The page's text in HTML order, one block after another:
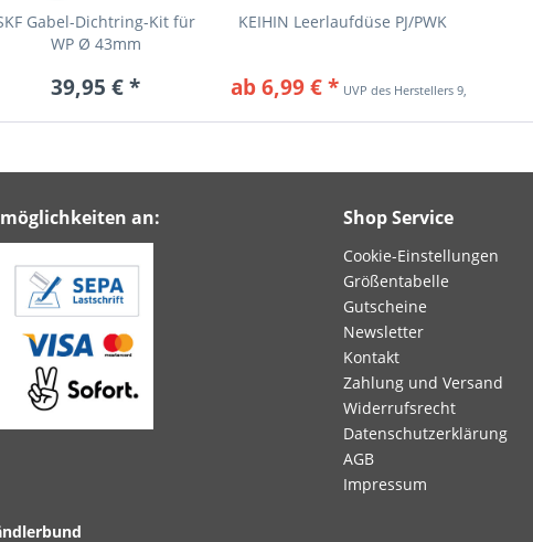
Gabel-Dichtring-Kit für
WP Ø 43mm
39,95 € *
KEIHIN Leerlaufdüse PJ/PWK
ab 6,99 € * 9,76 € *
an: Shop Service
Cookie-Einstellungen
Größentabelle
Gutscheine
Newsletter
Kontakt
Zahlung und Versand
Widerrufsrecht
Datenschutzerklärung
AGB
Impressum